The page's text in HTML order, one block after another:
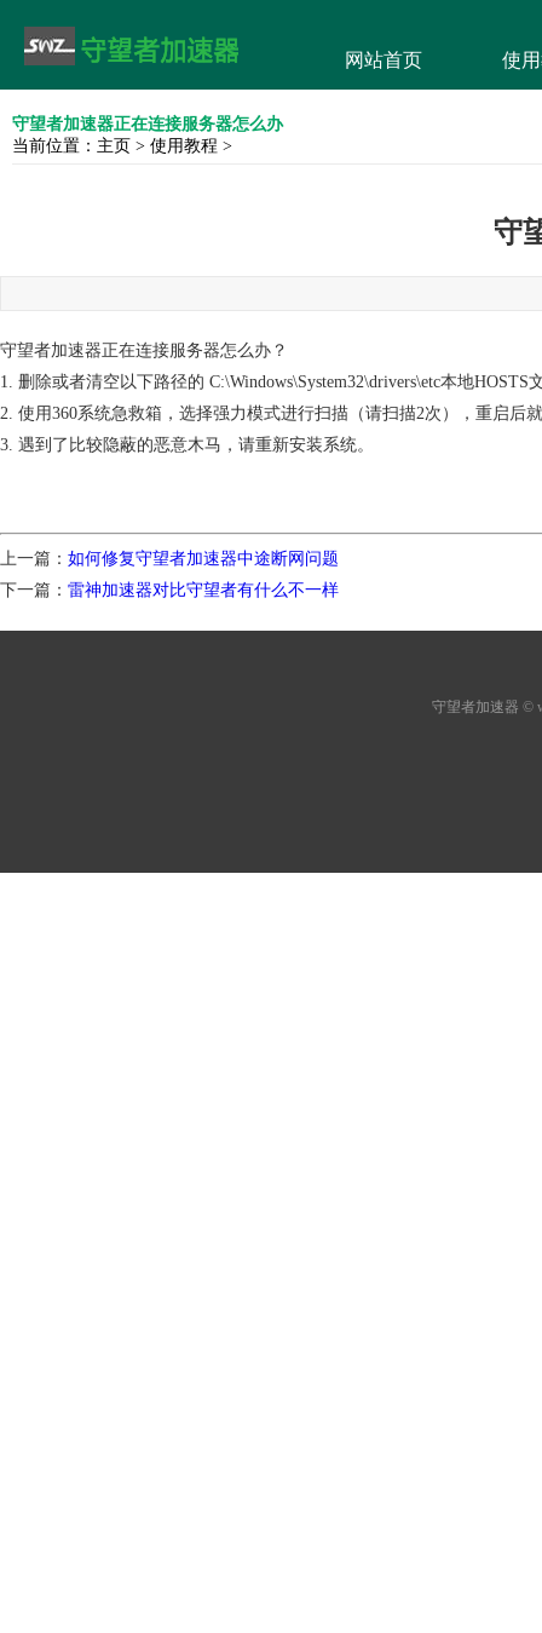
网站首页 使
守望者加速器正在连接服务器怎么办
当前位置： 主页 > 使用教程 >
守
守望者加速器正在连接服务器怎么办？
1. 删除或者清空以下路径的 C:\Windows\System32\drivers\etc本地HOSTS
2. 使用360系统急救箱，选择强力模式进行扫描（请扫描2次），重启后
3. 遇到了比较隐蔽的恶意木马，请重新安装系统。
上一篇： 如何修复守望者加速器中途断网问题
下一篇： 雷神加速器对比守望者有什么不一样
守望者加速器 ©